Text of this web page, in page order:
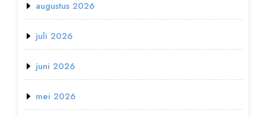
augustus 2026
juli 2026
juni 2026
mei 2026